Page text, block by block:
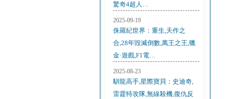
驚奇4超人…
2025-09-19
侏羅紀世界：重生,天作之
合,28年毀滅倒數,萬王之王,獵
金·遊戲,F1電…
2025-08-23
馴龍高手,星際寶貝：史迪奇,
雷霆特攻隊,無線殺機,復仇反